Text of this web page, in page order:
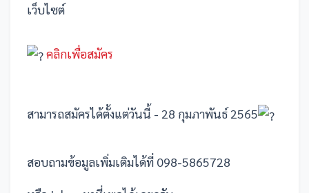
เว็บไซต์
คลิกเพื่อสมัคร
สามารถสมัครได้ตั้งแต่วันนี้ - 28 กุมภาพันธ์ 2565
สอบถามข้อมูลเพิ่มเติมได้ที่ 098-5865728